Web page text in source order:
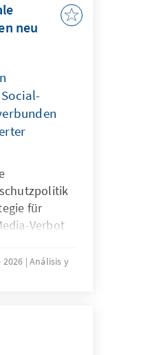
neu
für
Verbot
Es
für
müssen
der Markt
2026 Análisis y